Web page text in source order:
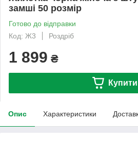
замші 50 розмір
Готово до відправки
Код: Ж3
Роздріб
1 899 ₴
Купити
Опис Характеристики